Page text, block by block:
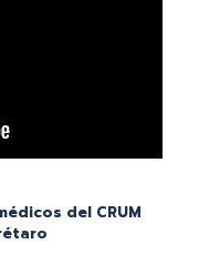
del CRUM